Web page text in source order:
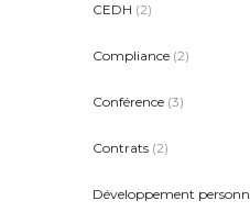
CEDH (2)
Compliance (2)
Conférence (3)
Contrats (2)
Développement